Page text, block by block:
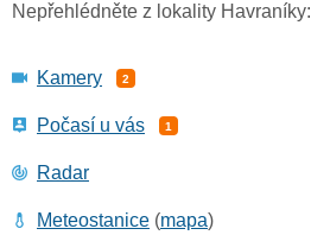
Nepřehlédněte z lokality Havraníky:
Kamery 2
Počasí u vás 1
Radar
Meteostanice (mapa)